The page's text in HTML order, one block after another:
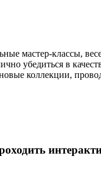
мастер-классы,
убедиться в
коллекции,